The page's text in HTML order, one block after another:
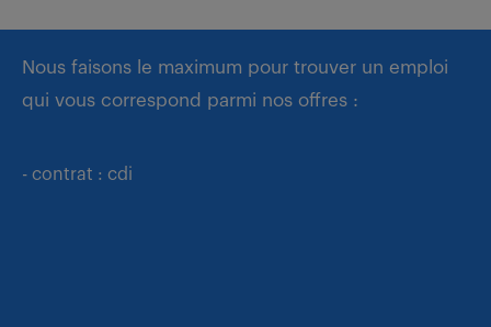
Nous faisons le maximum pour trouver un emploi
qui vous correspond parmi nos offres :
- contrat : cdi